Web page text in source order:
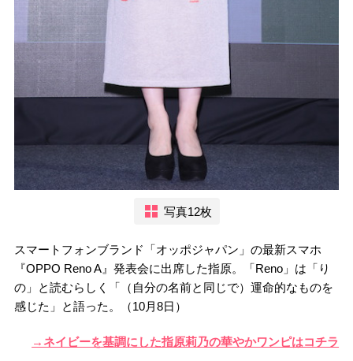
写真12枚
スマートフォンブランド「オッポジャパン」の最新スマホ
『OPPO Reno A』発表会に出席した指原。「Reno」は「り
の」と読むらしく「（自分の名前と同じで）運命的なものを
感じた」と語った。（10月8日）
→ネイビーを基調にした指原莉乃の華やかワンピはコチラ